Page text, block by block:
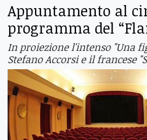
Appuntamento al
programma del
In proiezione l'intenso "Una
Stefano Accorsi e il francese